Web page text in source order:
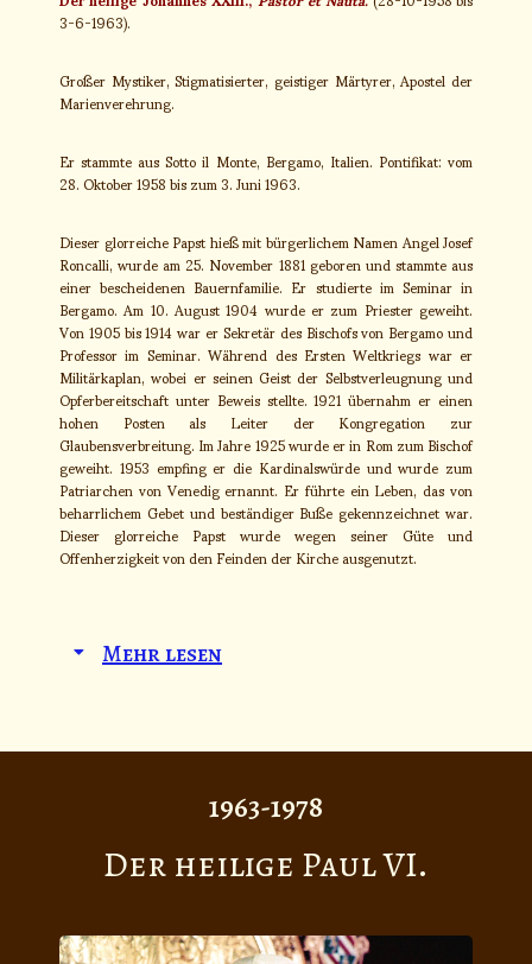
3-6-1963).
Großer Mystiker, Stigmatisierter, geistiger Märtyrer, Apostel der
Marienverehrung.
Er stammte aus Sotto il Monte, Bergamo, Italien. Pontifikat: vom
28. Oktober 1958 bis zum 3. Juni 1963.
Dieser glorreiche Papst hieß mit bürgerlichem Namen Angel Josef
Roncalli, wurde am 25. November 1881 geboren und stammte aus
einer bescheidenen Bauernfamilie. Er studierte im Seminar in
Bergamo. Am 10. August 1904 wurde er zum Priester geweiht.
Von 1905 bis 1914 war er Sekretär des Bischofs von Bergamo und
Professor im Seminar. Während des Ersten Weltkriegs war er
Militärkaplan, wobei er seinen Geist der Selbstverleugnung und
Opferbereitschaft unter Beweis stellte. 1921 übernahm er einen
hohen Posten als Leiter der Kongregation zur
Glaubensverbreitung. Im Jahre 1925 wurde er in Rom zum Bischof
geweiht. 1953 empfing er die Kardinalswürde und wurde zum
Patriarchen von Venedig ernannt. Er führte ein Leben, das von
beharrlichem Gebet und beständiger Buße gekennzeichnet war.
Dieser glorreiche Papst wurde wegen seiner Güte und
Offenherzigkeit von den Feinden der Kirche ausgenutzt.
Mehr lesen
1963-1978
Der heilige Paul VI.